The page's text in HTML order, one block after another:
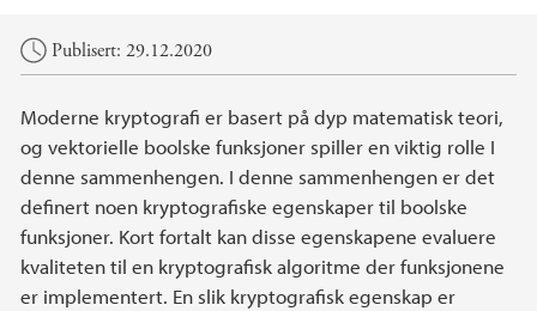
Hovedinnhold
Publisert: 29.12.2020
Moderne kryptografi er basert på dyp matematisk teori,
og vektorielle boolske funksjoner spiller en viktig rolle I
denne sammenhengen. I denne sammenhengen er det
definert noen kryptografiske egenskaper til boolske
funksjoner. Kort fortalt kan disse egenskapene evaluere
kvaliteten til en kryptografisk algoritme der funksjonene
er implementert. En slik kryptografisk egenskap er